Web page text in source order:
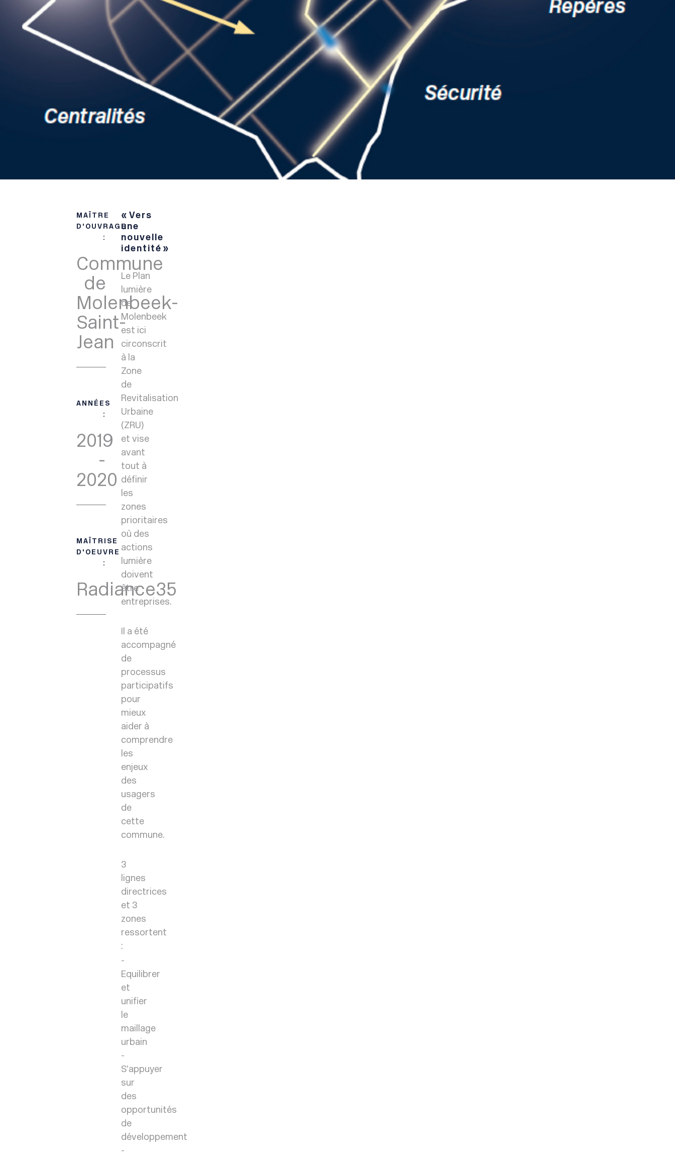
MAÎTRE
D'OUVRAGE
:
Commune
de
Molenbeek-
Saint-
Jean
ANNÉES
:
2019
-
2020
MAÎTRISE
D'OEUVRE
:
Radiance35
« Vers
une
nouvelle
identité »
Le Plan
lumière
de
Molenbeek
est ici
circonscrit
à la
Zone
de
Revitalisation
Urbaine
(ZRU)
et vise
avant
tout à
définir
les
zones
prioritaires
où des
actions
lumière
doivent
être
entreprises.
Il a été
accompagné
de
processus
participatifs
pour
mieux
aider à
comprendre
les
enjeux
des
usagers
de
cette
commune.
3
lignes
directrices
et 3
zones
ressortent
:
Equilibrer
et
unifier
le
maillage
urbain
S’appuyer
sur
des
opportunités
de
développement